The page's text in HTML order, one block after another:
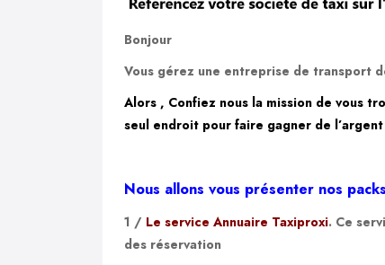
Bonjour
Vous gérez une entreprise de transport
Alors , Confiez nous la mission de vous
seul endroit pour faire gagner de
Nous allons vous présenter nos packs
1 / Le service Annuaire Taxiproxi. Ce
des réservation